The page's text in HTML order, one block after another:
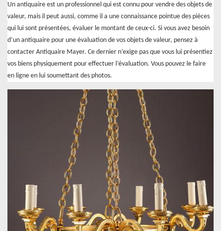
Un antiquaire est un professionnel qui est connu pour vendre des objets de
valeur, mais il peut aussi, comme il a une connaissance pointue des pièces
qui lui sont présentées, évaluer le montant de ceux-ci. Si vous avez besoin
d’un antiquaire pour une évaluation de vos objets de valeur, pensez à
contacter Antiquaire Mayer. Ce dernier n’exige pas que vous lui présentiez
vos biens physiquement pour effectuer l’évaluation. Vous pouvez le faire
en ligne en lui soumettant des photos.